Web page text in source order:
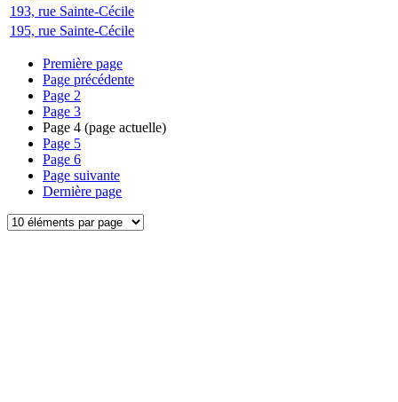
193, rue Sainte-Cécile
195, rue Sainte-Cécile
Première page
Page précédente
Page 2
Page 3
Page 4 (page actuelle)
Page 5
Page 6
Page suivante
Dernière page